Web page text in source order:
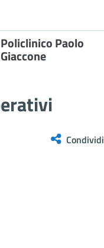
Policlinico Paolo
Giaccone
Condividi